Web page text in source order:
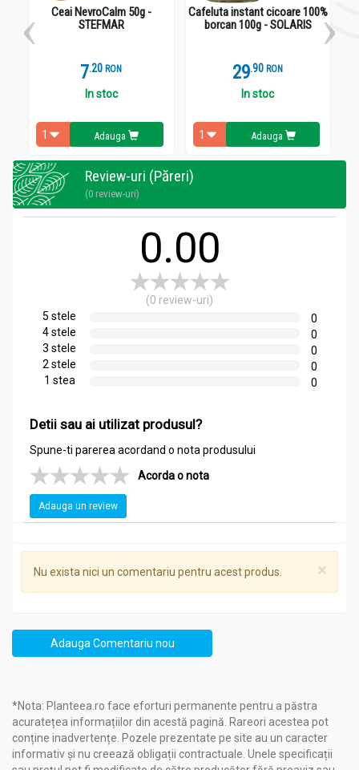
mancaruri.Ceai NevroCalm 50g -
STEFMAR
7.2 RON
In stoc
Adauga
Cafeluta instant cicoare 100%
borcan 100g - SOLARIS
29.9 RON
In stoc
Adauga
Review-uri (Păreri)
(0 review-uri)
0.00
(0 review-uri)
5 stele
0
4 stele
0
3 stele
0
2 stele
0
1 stea
0
Detii sau ai utilizat produsul?
Spune-ti parerea acordand o nota produsului
Acorda o nota
Adauga un review
×
Nu exista nici un comentariu pentru acest produs.
Adauga Comentariu nou
*Nota: Planteea.ro face eforturi permanente pentru a păstra
acuratețea informațiilor din acestă pagină. Rareori acestea pot
conține inadvertențe. Pozele prezentate pe site au un caracter
informativ și nu creează obligații contractuale. Unele specificații